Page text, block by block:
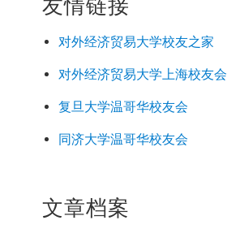
友情链接
对外经济贸易大学校友之家
对外经济贸易大学上海校友会
复旦大学温哥华校友会
同济大学温哥华校友会
文章档案